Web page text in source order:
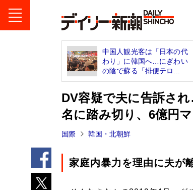
中国人観光客は「日本の代
わり」に韓国へ…にぎわい
の陰で蘇る「排便テロ...
DV容疑で夫に告訴さ
名に踏み切り、6億円
国際 韓国・北朝鮮
家庭内暴力を理由に夫が